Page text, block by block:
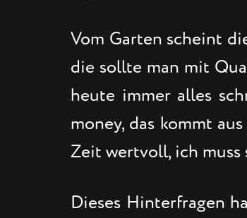
Vom Garten scheint
die sollte man mit
heute immer alles
money, das kommt
Zeit wertvoll, ich muss
Dieses Hinterfragen